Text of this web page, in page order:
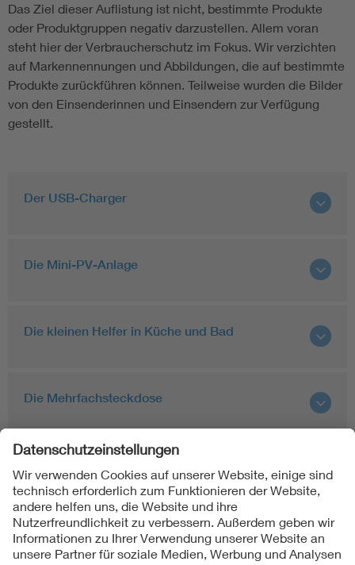
Das Ziel dieser Auflistung ist nicht, bestimmte Produkte
oder Produktgruppen negativ darzustellen. Allem voran
steht hier der Verbraucherschutz im Fokus. Wir verzichten
auf Markennennungen und Abbildungen, die auf bestimmte
Produkte zurückführen können. Teilweise wurden die Bilder
von den Einsenderinnen und Einsendern zur Verfügung
gestellt.
Der USB-Charger
Die Mini-PV-Anlage
Die kleinen Helfer in Küche und Bad
Die Mehrfachsteckdose